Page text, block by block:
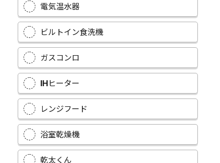
電気温水器
ビルトイン食洗機
ガスコンロ
IHヒーター
レンジフード
浴室乾燥機
乾太くん